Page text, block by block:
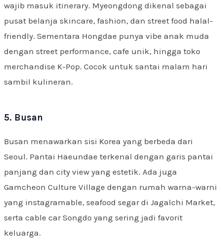
wajib masuk itinerary. Myeongdong dikenal sebagai
pusat belanja skincare, fashion, dan street food halal-
friendly. Sementara Hongdae punya vibe anak muda
dengan street performance, cafe unik, hingga toko
merchandise K-Pop. Cocok untuk santai malam hari
sambil kulineran.
5. Busan
Busan menawarkan sisi Korea yang berbeda dari
Seoul. Pantai Haeundae terkenal dengan garis pantai
panjang dan city view yang estetik. Ada juga
Gamcheon Culture Village dengan rumah warna-warni
yang instagramable, seafood segar di Jagalchi Market,
serta cable car Songdo yang sering jadi favorit
keluarga.